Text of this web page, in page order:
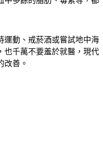
運動、戒菸酒或嘗試地中海
也千萬不要羞於就醫，現代
改善。